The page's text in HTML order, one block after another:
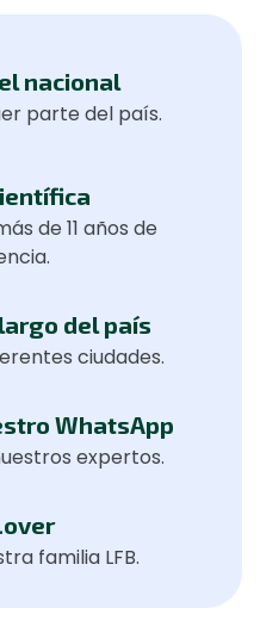
nacional
parte del país.
de 11 años de
del país
ciudades.
WhatsApp
expertos.
familia LFB.